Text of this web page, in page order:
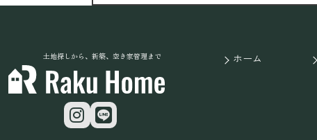
土地探しから、新築、空き家管理まで ホーム